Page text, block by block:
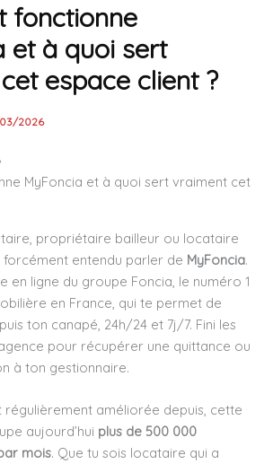
fonctionne
et à quoi sert
espace client ?
2026
MyFoncia et à quoi sert vraiment cet
propriétaire bailleur ou locataire
forcément entendu parler de MyFoncia.
en ligne du groupe Foncia, le numéro 1
en France, qui te permet de
ton canapé, 24h/24 et 7j/7. Fini les
pour récupérer une quittance ou
à ton gestionnaire.
régulièrement améliorée depuis, cette
aujourd’hui plus de 500 000
mois. Que tu sois locataire qui a